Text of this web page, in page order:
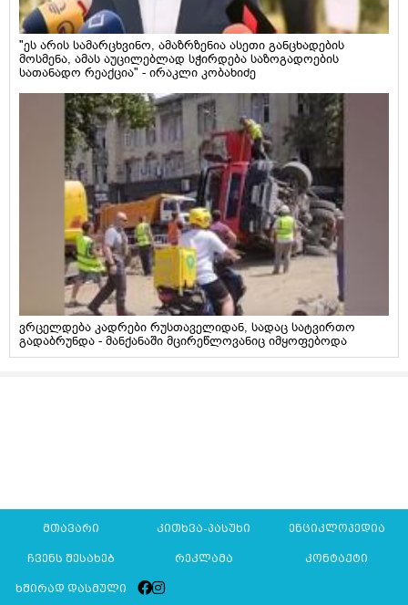
"ეს არის სამარცხვინო, ამაზრზენია ასეთი განცხადების
მოსმენა, ამას აუცილებლად სჭირდება საზოგადოების
სათანადო რეაქცია" - ირაკლი კობახიძე
ვრცელდება კადრები რუსთაველიდან, სადაც სატვირთო
გადაბრუნდა - მანქანაში მცირეწლოვანიც იმყოფებოდა
მთავარი კითხვა-პასუხი ენციკლოპედია
ჩვენს შესახებ რეკლამა კონტაქტი
ხშირად დასმული